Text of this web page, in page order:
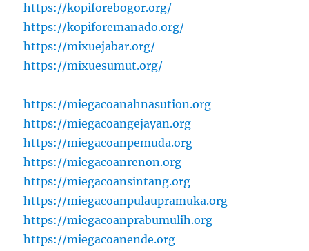
https://kopiforebogor.org/
https://kopiforemanado.org/
https://mixuejabar.org/
https://mixuesumut.org/
https://miegacoanahnasution.org
https://miegacoangejayan.org
https://miegacoanpemuda.org
https://miegacoanrenon.org
https://miegacoansintang.org
https://miegacoanpulaupramuka.org
https://miegacoanprabumulih.org
https://miegacoanende.org